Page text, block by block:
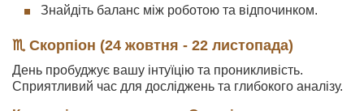
Знайдіть баланс між роботою та відпочинком.
♏ Скорпіон (24 жовтня - 22 листопада)
День пробуджує вашу інтуїцію та проникливість.
Сприятливий час для досліджень та глибокого аналізу.